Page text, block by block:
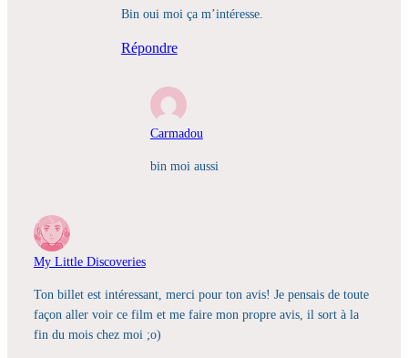
Bin oui moi ça m’intéresse.
Répondre
Carmadou
bin moi aussi
My Little Discoveries
Ton billet est intéressant, merci pour ton avis! Je pensais de toute
façon aller voir ce film et me faire mon propre avis, il sort à la
fin du mois chez moi ;o)